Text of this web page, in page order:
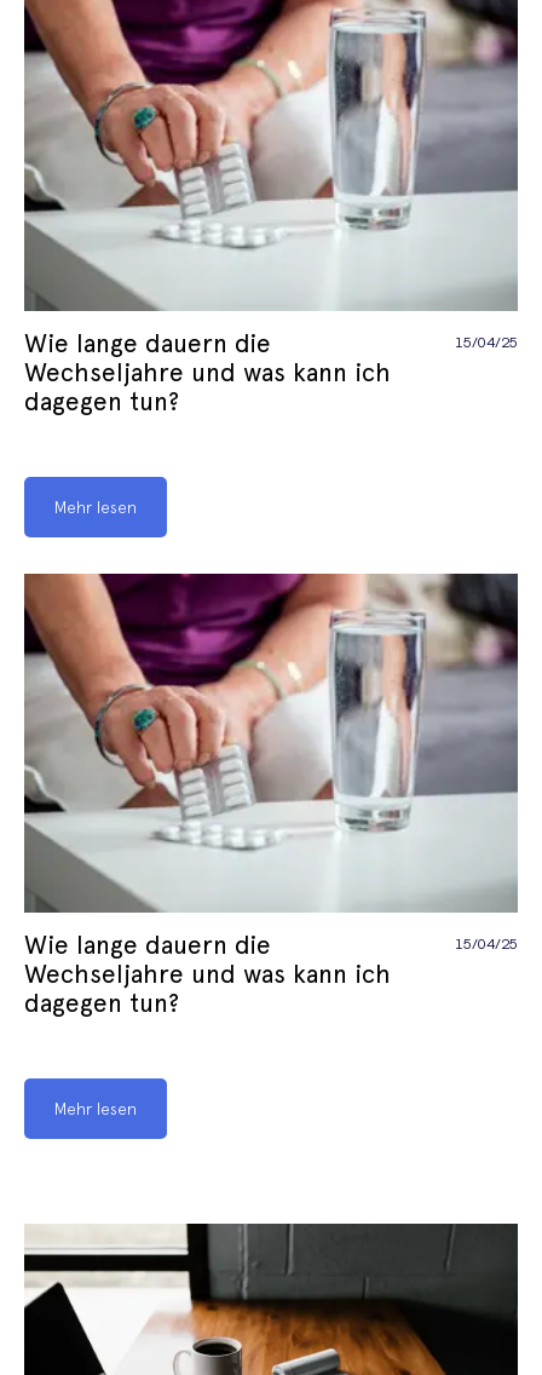
Wie lange dauern die
Wechseljahre und was kann ich
dagegen tun?
15/04/25
Mehr lesen
Wie lange dauern die
Wechseljahre und was kann ich
dagegen tun?
15/04/25
Mehr lesen